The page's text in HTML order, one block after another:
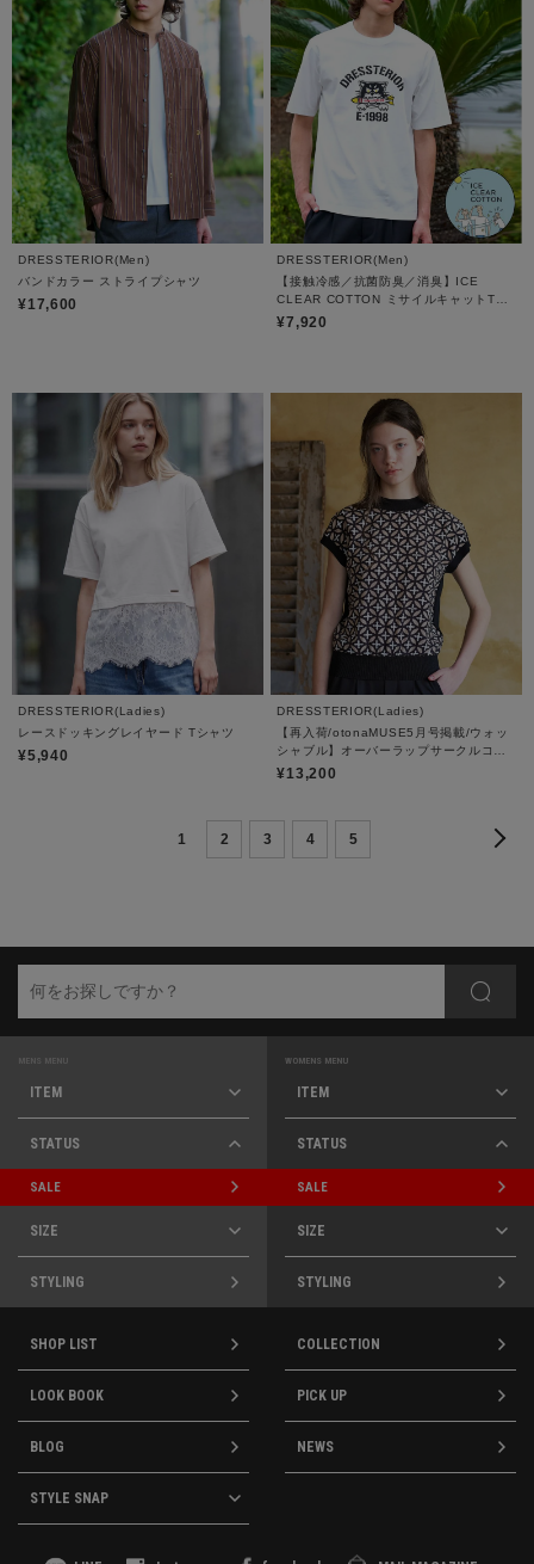
DRESSTERIOR(Men)
バンドカラー ストライプシャツ
¥17,600
DRESSTERIOR(Men)
【接触冷感／抗菌防臭／消臭】ICE
CLEAR COTTON ミサイルキャットTシ
ャツ
¥7,920
DRESSTERIOR(Ladies)
レースドッキングレイヤード Tシャツ
¥5,940
DRESSTERIOR(Ladies)
【再入荷/otonaMUSE5月号掲載/ウォッ
シャブル】オーバーラップサークルコン
ビフレンチニット
¥13,200
1 2 3 4 5
MENS MENU
ITEM
STATUS
SALE
SIZE
STYLING
WOMENS MENU
ITEM
STATUS
SALE
SIZE
STYLING
SHOP LIST COLLECTION
LOOK BOOK PICK UP
BLOG NEWS
STYLE SNAP